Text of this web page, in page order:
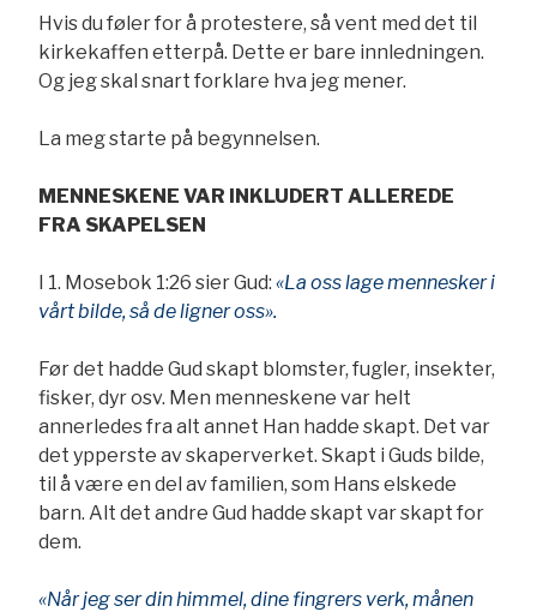
Hvis du føler for å protestere, så vent med det til
kirkekaffen etterpå. Dette er bare innledningen.
Og jeg skal snart forklare hva jeg mener.
La meg starte på begynnelsen.
MENNESKENE VAR INKLUDERT ALLEREDE
FRA SKAPELSEN
I 1. Mosebok 1:26 sier Gud: «La oss lage mennesker i
vårt bilde, så de ligner oss».
Før det hadde Gud skapt blomster, fugler, insekter,
fisker, dyr osv. Men menneskene var helt
annerledes fra alt annet Han hadde skapt. Det var
det ypperste av skaperverket. Skapt i Guds bilde,
til å være en del av familien, som Hans elskede
barn. Alt det andre Gud hadde skapt var skapt for
dem.
«Når jeg ser din himmel, dine fingrers verk, månen